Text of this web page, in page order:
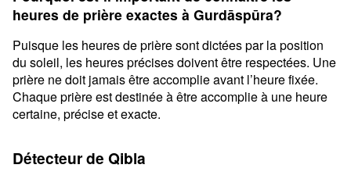
heures de prière exactes à Gurdāspūra?
Puisque les heures de prière sont dictées par la position
du soleil, les heures précises doivent être respectées. Une
prière ne doit jamais être accomplie avant l’heure fixée.
Chaque prière est destinée à être accomplie à une heure
certaine, précise et exacte.
Détecteur de Qibla